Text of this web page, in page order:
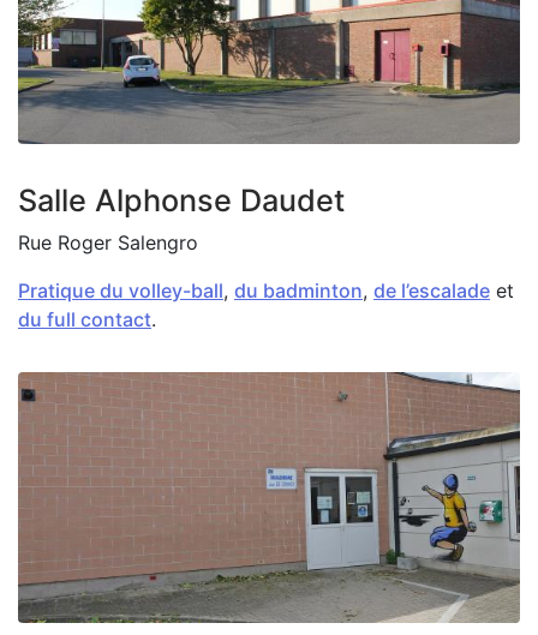
Salle Alphonse Daudet
Rue Roger Salengro
Pratique du volley-ball, du badminton, de l’escalade et
du full contact.